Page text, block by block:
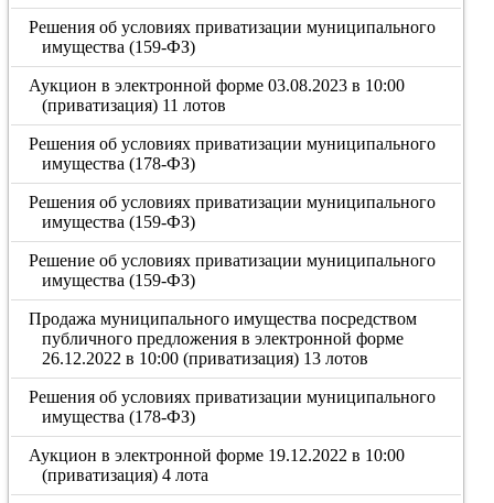
Решения об условиях приватизации муниципального
имущества (159-ФЗ)
Аукцион в электронной форме 03.08.2023 в 10:00
(приватизация) 11 лотов
Решения об условиях приватизации муниципального
имущества (178-ФЗ)
Решения об условиях приватизации муниципального
имущества (159-ФЗ)
Решение об условиях приватизации муниципального
имущества (159-ФЗ)
Продажа муниципального имущества посредством
публичного предложения в электронной форме
26.12.2022 в 10:00 (приватизация) 13 лотов
Решения об условиях приватизации муниципального
имущества (178-ФЗ)
Аукцион в электронной форме 19.12.2022 в 10:00
(приватизация) 4 лота